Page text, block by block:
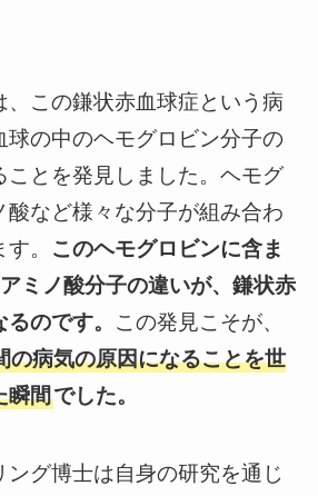
、この鎌状赤血球症という病
球の中のヘモグロビン分子の
ことを発見しました。ヘモグ
酸など様々な分子が組み合わ
。 このヘモグロビンに含ま
ミノ酸分子の違いが、鎌状赤
のです。 この発見こそが、
の病気の原因になることを世
瞬間でした。
ング博士は自身の研究を通じ